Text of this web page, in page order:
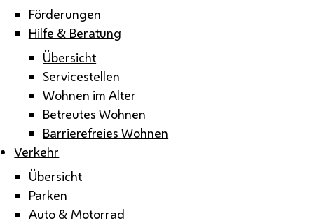
Förderungen
Hilfe & Beratung
Übersicht
Servicestellen
Wohnen im Alter
Betreutes Wohnen
Barrierefreies Wohnen
Verkehr
Übersicht
Parken
Auto & Motorrad